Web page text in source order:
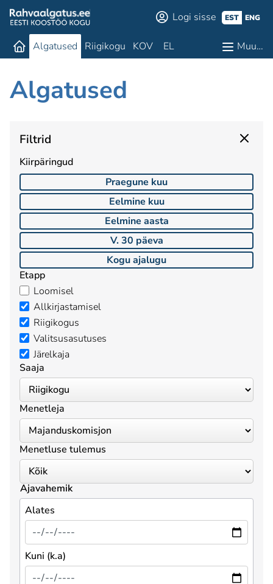
Logi sisse EST ENG
Algatused Riigikogu KOV EL Muu…
Algatused
Filtrid
Kiirpäringud
Praegune kuu
Eelmine kuu
Eelmine aasta
V. 30 päeva
Kogu ajalugu
Etapp
Loomisel
Allkirjastamisel
Riigikogus
Valitsusasutuses
Järelkaja
Saaja
Menetleja
Menetluse tulemus
Ajavahemik
Alates
Kuni (k.a)